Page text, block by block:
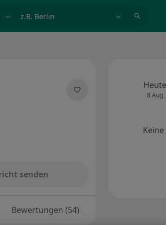
senden
Bewertungen (54)
Heute
8 Aug